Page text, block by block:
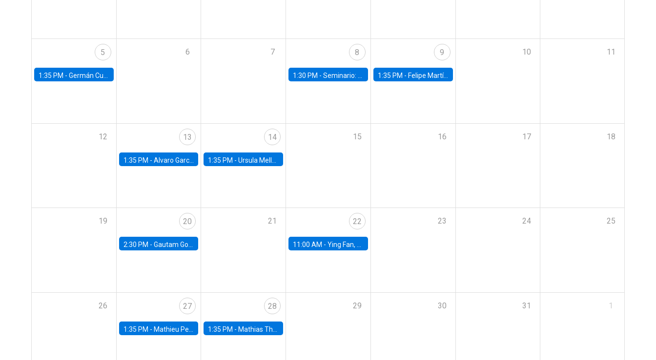
5
1:35 PM - Germán Cubas, University of Houston
6 7 8
1:30 PM -Seminario: “Recuperando la humanidad para progresar en la era de la IA»
9
1:35 PM - Felipe Martínez, alumno Doctorado en Economía UC
10 11
12 13
1:35 PM - Alvaro Garcia-Marin, Universidad de Los Andes
14
1:35 PM -Ursula Mello, Insper - Institute of Education and Research
15 16 17 18
19 20
2:30 PM - Gautam Gowrisankaran, Columbia University
21 22
11:00 AM -Ying Fan, University of Michigan
23 24 25
26 27
1:35 PM - Mathieu Pedemonte, IDB
28
1:35 PM - Mathias Thoenig, University of Lausanne
29 30 31 1